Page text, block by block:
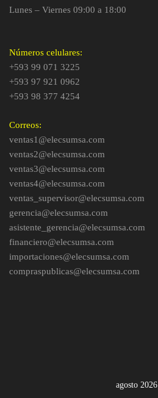
Lunes – Viernes 09:00 a 18:00
Números celulares:
+593 99 071 3225
+593 97 921 0962
+593 98 377 4254
Correos:
ventas1@elecsumsa.com
ventas2@elecsumsa.com
ventas3@elecsumsa.com
ventas4@elecsumsa.com
ventas_supervisor@elecsumsa.com
gerencia@elecsumsa.com
asistente_gerencia@elecsumsa.com
financiero@elecsumsa.com
importaciones@elecsumsa.com
compraspublicas@elecsumsa.com
agosto 2026